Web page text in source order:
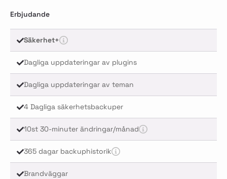
Erbjudande
Säkerhet+
Dagliga uppdateringar av plugins
Dagliga uppdateringar av teman
4 Dagliga säkerhetsbackuper
10st 30-minuter ändringar/månad
365 dagar backuphistorik
Brandväggar